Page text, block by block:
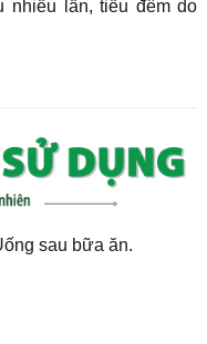
nhiều lần, tiểu đêm do
sau bữa ăn.